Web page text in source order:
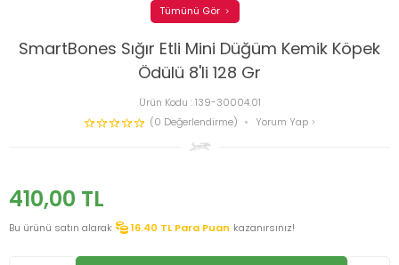
SmartBones Sığır Etli Mini Düğüm Kemik Köpek
Ödülü 8'li 128 Gr
Ürün Kodu :139-30004.01
(0 Değerlendirme)
Yorum Yap
Tümünü Gör
410,00 TL
Bu ürünü satın alarak 16.40 TL Para Puan kazanırsınız!